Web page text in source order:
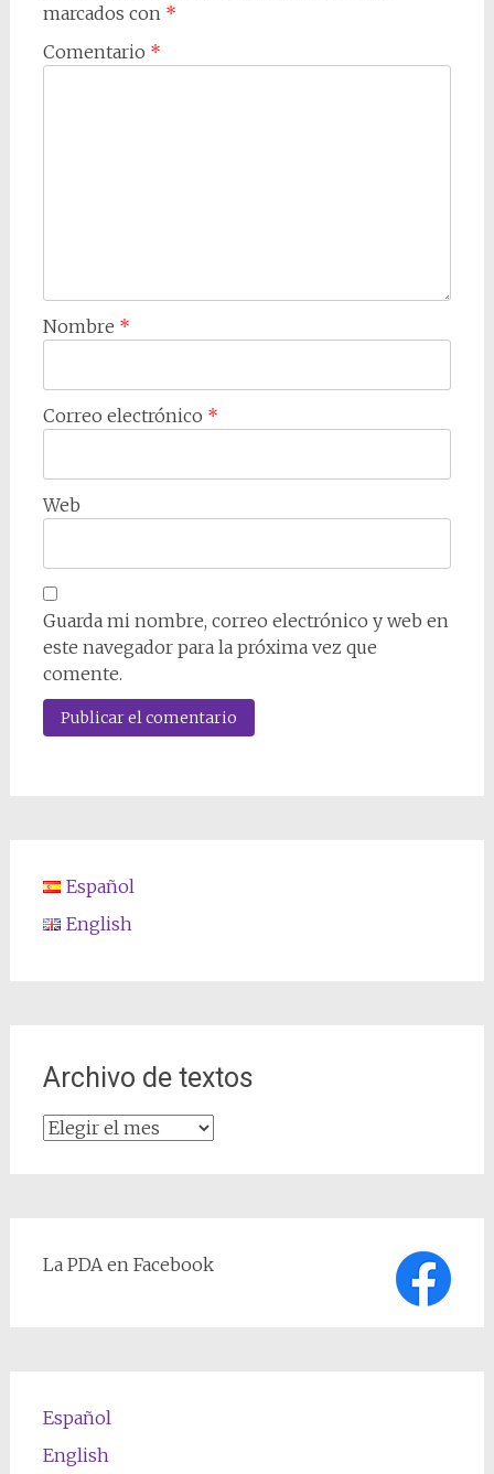
marcados con *
Comentario *
Nombre *
Correo electrónico *
Web
Guarda mi nombre, correo electrónico y web en
este navegador para la próxima vez que
comente.
Español
English
Archivo de textos
Archivo
La PDA en Facebook
Español
English